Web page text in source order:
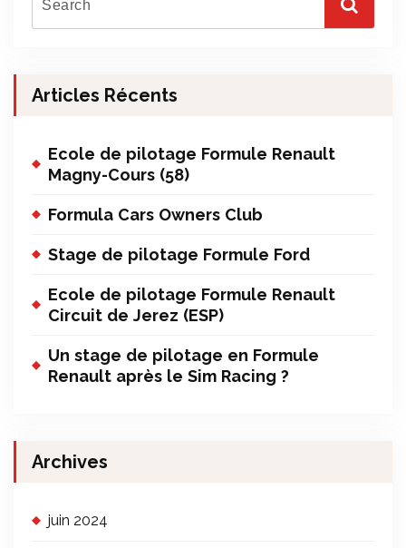
Articles Récents
Ecole de pilotage Formule Renault
Magny-Cours (58)
Formula Cars Owners Club
Stage de pilotage Formule Ford
Ecole de pilotage Formule Renault
Circuit de Jerez (ESP)
Un stage de pilotage en Formule
Renault après le Sim Racing ?
Archives
juin 2024